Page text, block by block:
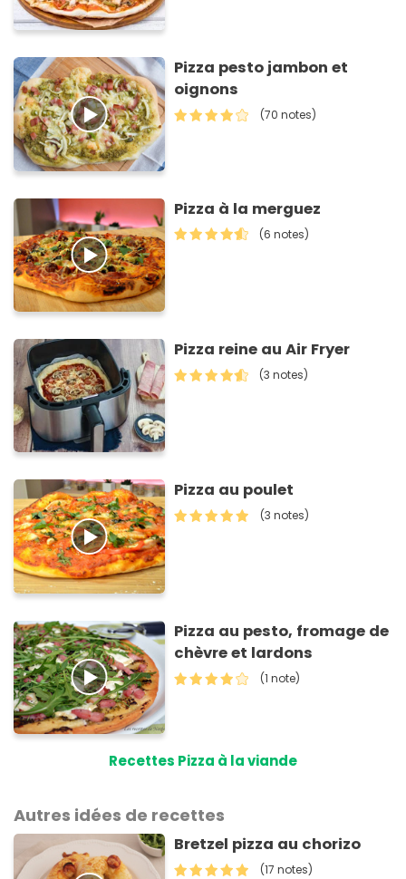
Pizza pesto jambon et
oignons
(70 notes)
Pizza à la merguez
(6 notes)
Pizza reine au Air Fryer
(3 notes)
Pizza au poulet
(3 notes)
Pizza au pesto, fromage de
chèvre et lardons
(1 note)
Recettes Pizza à la viande
Autres idées de recettes
Bretzel pizza au chorizo
(17 notes)